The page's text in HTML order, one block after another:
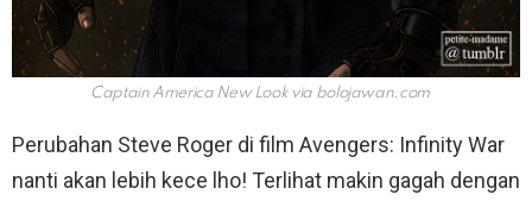
Captain America New Look via bolojawan.com
Perubahan Steve Roger di film Avengers: Infinity War
nanti akan lebih kece lho! Terlihat makin gagah dengan